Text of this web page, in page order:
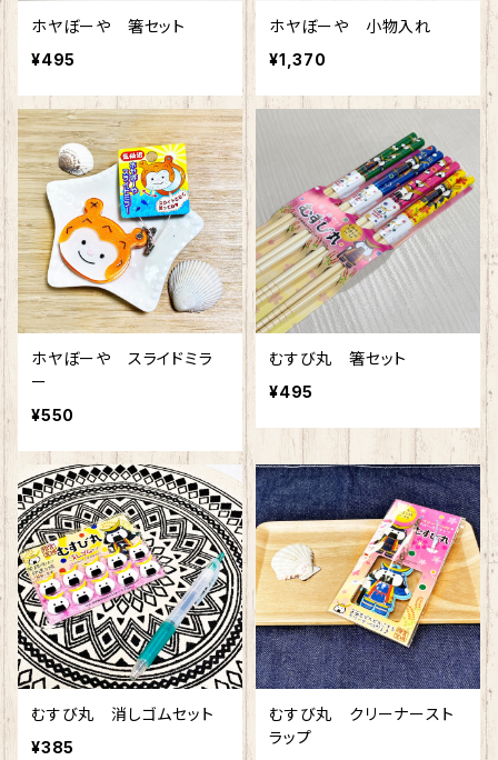
ホヤぼーや 箸セット
¥495
ホヤぼーや 小物入れ
¥1,370
ホヤぼーや スライドミラ
ー
¥550
むすび丸 箸セット
¥495
むすび丸 消しゴムセット
¥385
むすび丸 クリーナースト
ラップ